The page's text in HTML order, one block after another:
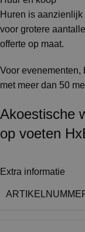
Huren is
voor grotere
offerte op maat.
Voor evenementen,
met meer dan 50
Akoestische
op voeten
Extra informatie